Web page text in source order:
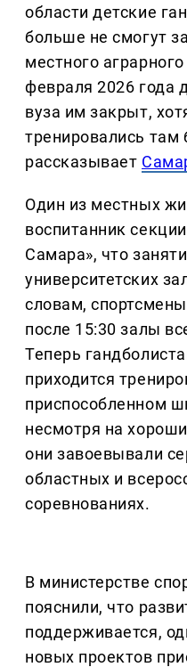
области детские
больше не смогут
местного
февраля 2026 года
вуза им закрыт,
тренировались там
рассказывает
Один из местных
воспитанник
Самара», что
университетских
словам,
после 15:30 залы
Теперь
приходится
приспособленном
несмотря на
они завоевывали
областных и
соревнованиях.
В министерстве
пояснили, что
поддерживается,
новых проектов